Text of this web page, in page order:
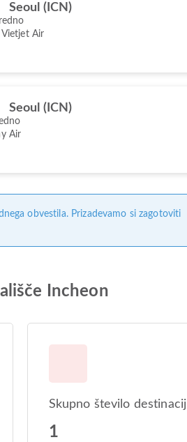
Seoul (ICN)
Vietjet Air
Seoul (ICN)
Air
obvestila. Prizadevamo si zagotoviti
Incheon
Skupno število destinacij
1